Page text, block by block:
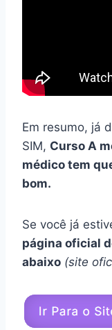
Em resumo, já
SIM, Curso A
médico tem
bom.
Se você já
página oficial
abaixo (site